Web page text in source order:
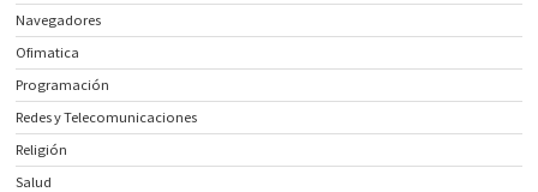
Navegadores
Ofimatica
Programación
Redes y Telecomunicaciones
Religión
Salud